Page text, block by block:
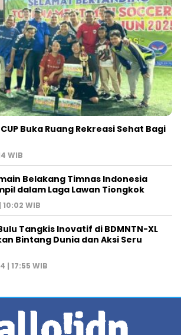
CUP Buka Ruang Rekreasi Sehat Bagi
WIB
Belakang Timnas Indonesia
dalam Laga Lawan Tiongkok
WIB
Tangkis Inovatif di BDMNTN-XL
Bintang Dunia dan Aksi Seru
| 17:55 WIB